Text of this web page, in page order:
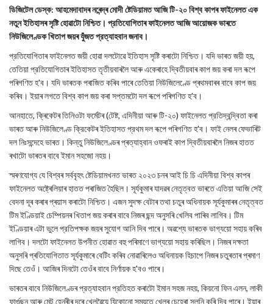
ডিজিটেল ডেস্ক: আহমেদাবাদৰ নৰেন্দ্ৰ মোদী ষ্টেডিয়ামত আজি টি-২০ বিশ্ব কাপৰ ফাইনেলত এক
নতুন ইতিহাসৰ সৃষ্টি হোৱাটো নিশ্চিত। প্রতিযোগিতাৰ ফাইনেলত আজি আয়োজক ভাৰতে
নিউজিলেণ্ডক খিতাপ জয়ৰ যুঁজত প্রত্যাহবান জনাব।
প্রতিযোগিতাৰ ফাইনেলত জয়ী হোৱা দলটোৱে ইতিহাস সৃষ্টি কৰাটো নিশ্চিত। যদি ভাৰত জয়ী হয়,
তেতিয়া প্রতিযোগিতাৰ ইতিহাসত তৃতীয়বাৰলৈ আৰু একেৰাহে দ্বিতীয়বাৰ কাপ জয় কৰা দল ৰূপে
পৰিগণিত হ'ব। যদি ভাৰতক পৰাজিত কৰিব পাৰে তেতিয়া নিউজিলেণ্ডে প্ৰথমবাৰৰ বাবে কাপ জয়
কৰিব। ইয়াৰ লগতে বিশ্ব কাপ জয় কৰা সপ্তমটো দল ৰূপে পৰিগণিত হ'ব।
আনহাতে, ক্ৰিকেটৰ তিনিওটা ফর্মেটৰ (টেষ্ট, এদিনীয়া আৰু টি-২০) ফাইনেলত প্রতিদ্বন্দ্বিতা কৰা
ভাৰত আৰু নিউজিলেণ্ড ক্রিকেটৰ ইতিহাসত প্রথম দল ৰূপে পৰিগণিত হ'ব। ফাই নেলৰ ফেভাৰিট
দল নিঃসন্দেহে ভাৰত। কিন্তু নিউজিলেণ্ডৰ প্ৰত্যাহ্বান ওফৰাই কাপ দ্বিতীয়বাৰলৈ নিজৰ হাতত
ৰখাটো ভাৰতৰ বাবে ইমান সহজো নহয়।
স্মৰণযোগ্য যে বিশ্বৰ সৰ্ববৃহৎ ষ্টেডিয়ামখনত ভাৰত ২০২৩ চনৰ আই চি চি এদিনীয়া বিশ্ব কাপৰ
ফাইনেলত অষ্ট্ৰেলিয়াৰ হাতত পৰাজিত হৈছিল। সূর্যকুমাৰ যাদৱৰ নেতৃত্বত ভাৰতে এতিয়া আজি সেই
বেদনা দূৰ কৰাৰ প্ৰয়াস কৰাটো নিশ্চিত। এজন সুদক্ষ বেটাৰ তথা চতুৰ অধিনায়ক সূর্যকুমাৰৰ নেতৃত্বত
টিম ইণ্ডিয়াই চেম্পিয়নৰ খিতাপ জয় কৰাৰ বাবে নিজৰ ছন্দ অনুসৰি খেলিব পাৰিব লাগিব। টিম
ইণ্ডিয়াৰ এটা ভুলে প্রতিপক্ষক জয়ৰ সুযোগ আনি দিব পাৰে। অৱশ্যে ভাৰতক ভাগ্যয়ো সহায় কৰিব
লাগিব। দলটো ফাইনেলত উপনীত হোৱাত বহু পৰিমাণে ভাগ্যয়ো সহায় কৰিছিল। নিজৰ দক্ষতা
অনুসৰি প্ৰতিযোগিতাত সূর্যকুমাৰে বেটিং কৰিব নোৱাৰিলেও অধিনায়ক হিচাপে নিজৰ চতুৰতাৰ প্ৰমাণ
দিছে তেওঁ। আজিৰ দিনটো তেওঁৰ বাবে নিৰ্ণায়ক হ'বও পাৰে।
ভাৰতৰ বাবে নিউজিলেণ্ডৰ প্রত্যাহবান প্রতিহত কৰাটো ইমান সহজ নহয়, কিয়নো ফিন এলন, লাকী
ফার্গুছন আৰু মেট হেনৰীৰ দৰে খেলুৱৈয়ে যিকোনো সময়তে খেলৰ চেহেৰা সলনি কৰি দিব পাৰে। ইয়াৰ